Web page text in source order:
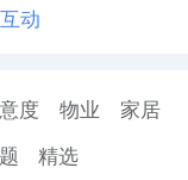
动
度 物业 家居
精选